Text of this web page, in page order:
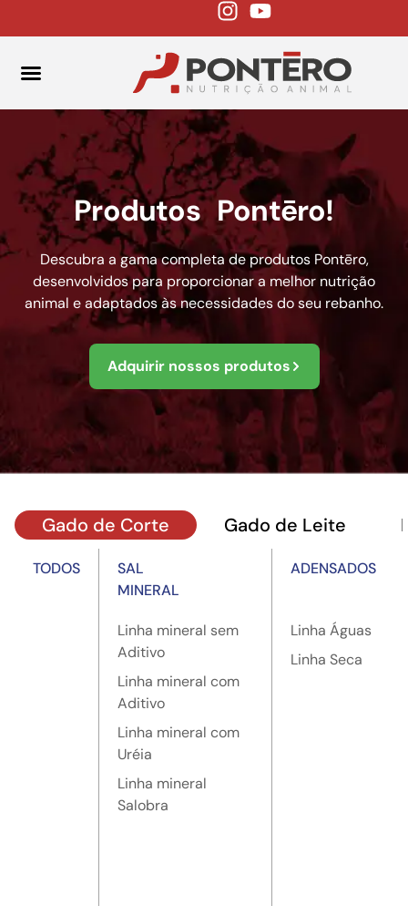
Produtos Pontēro!
Descubra a gama completa de produtos Pontēro,
desenvolvidos para proporcionar a melhor nutrição
animal e adaptados às necessidades do seu rebanho.
Adquirir nossos produtos
Gado de Corte Gado de Leite
TODOS
SAL
MINERAL
Linha mineral sem
Aditivo
Linha mineral com
Aditivo
Linha mineral com
Uréia
Linha mineral
Salobra
ADENSADOS
Linha Águas
Linha Seca